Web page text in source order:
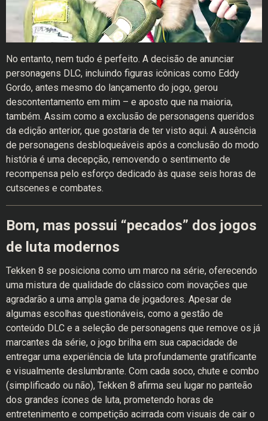
No entanto, nem tudo é perfeito. A decisão de anunciar
personagens DLC, incluindo figuras icônicas como Eddy
Gordo, antes mesmo do lançamento do jogo, gerou
descontentamento em mim – e aposto que na maioria,
também. Assim como a exclusão de personagens queridos
da edição anterior, que gostaria de ter visto aqui. A ausência
de personagens desbloqueáveis após a conclusão do modo
história é uma decepção, removendo o sentimento de
recompensa pelo esforço dedicado às quase seis horas de
cutscenes e combates.
Bom, mas possui “pecados” dos jogos
de luta modernos
Tekken 8 se posiciona como um marco na série, oferecendo
uma mistura de qualidade do clássico com inovações que
agradarão a uma ampla gama de jogadores. Apesar de
algumas escolhas questionáveis, como a gestão de
conteúdo DLC e a seleção de personagens que remove os já
marcantes da série, o jogo brilha em sua capacidade de
entregar uma experiência de luta profundamente gratificante
e visualmente deslumbrante. Com cada soco, chute e combo
(simplificado ou não), Tekken 8 afirma seu lugar no panteão
dos grandes ícones de luta, prometendo horas de
entretenimento e competição acirrada com visuais de cair o